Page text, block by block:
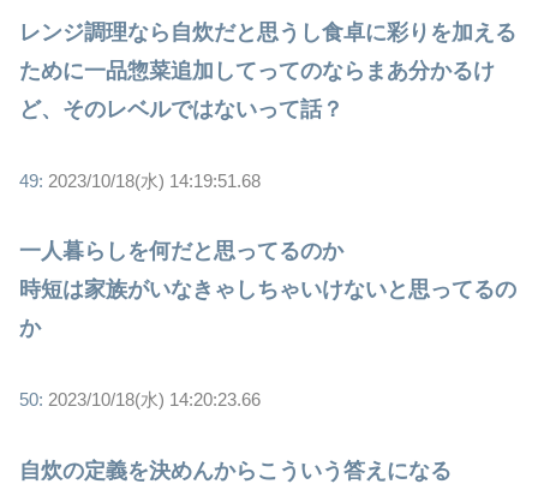
レンジ調理なら自炊だと思うし食卓に彩りを加える
ために一品惣菜追加してってのならまあ分かるけ
ど、そのレベルではないって話？
49: 2023/10/18(水) 14:19:51.68
一人暮らしを何だと思ってるのか
時短は家族がいなきゃしちゃいけないと思ってるの
か
50: 2023/10/18(水) 14:20:23.66
自炊の定義を決めんからこういう答えになる